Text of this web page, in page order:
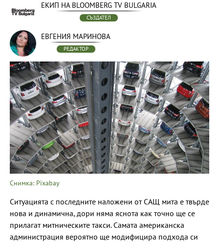
ЕКИП НА BLOOMBERG TV BULGARIA
СЪЗДАТЕЛ
ЕВГЕНИЯ МАРИНОВА
РЕДАКТОР
Снимка: Pixabay
Ситуацията с последните наложени от САЩ мита е твърде
нова и динамична, дори няма яснота как точно ще се
прилагат митническите такси. Самата американска
администрация вероятно ще модифицира подхода си